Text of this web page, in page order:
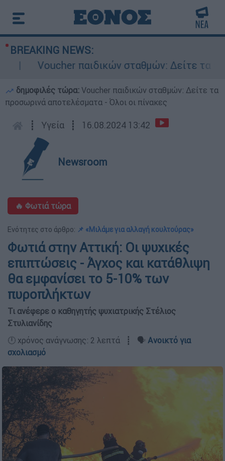
BREAKING NEWS:
Voucher παιδικών σταθμών: Δείτε τα
δημοφιλές τώρα: Voucher παιδικών σταθμών: Δείτε τα
προσωρινά αποτελέσματα - Όλοι οι πίνακες
┋ Υγεία ┋ 16.08.2024 13:42
Newsroom
🔥 Φωτιά τώρα
Ενότητες στο άρθρο: 📌 «Μιλάμε για αλλαγή κουλτούρας»
Φωτιά στην Αττική: Οι ψυχικές
επιπτώσεις - Άγχος και κατάθλιψη
θα εμφανίσει το 5-10% των
πυροπλήκτων
Τι ανέφερε ο καθηγητής ψυχιατρικής Στέλιος
Στυλιανίδης
🕛 χρόνος ανάγνωσης: 2 λεπτά ┋ 🗣️ Ανοικτό για
σχολιασμό